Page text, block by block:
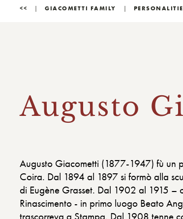
<< GIACOMETTI FAMILY
Augusto
Augusto Giacometti (1877-1947) fù un
Coira. Dal 1894 al 1897 si formò alla
di Eugène Grasset. Dal 1902 al 1915 –
Rinascimento - in primo luogo Beato
trascorreva a Stampa. Dal 1908 tenne